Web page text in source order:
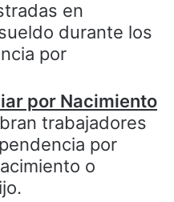
en
durante los
por
por Nacimiento
trabajadores
por
o